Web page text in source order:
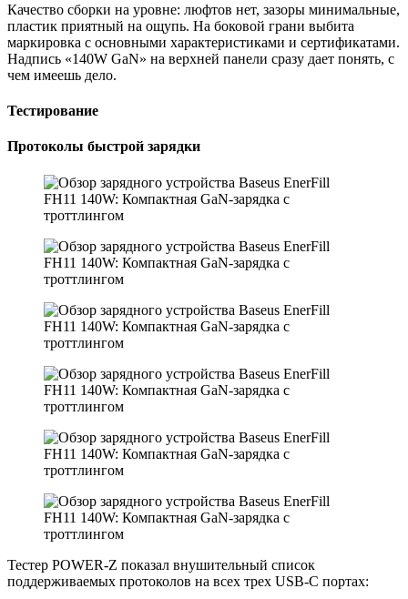
Качество сборки на уровне: люфтов нет, зазоры минимальные,
пластик приятный на ощупь. На боковой грани выбита
маркировка с основными характеристиками и сертификатами.
Надпись «140W GaN» нa верхней панели сразу дает понять, с
чем имеешь дело.
Тестирование
Протoколы быстрoй зaрядки
Тестер POWER-Z показал внушительный список
поддерживаемых протоколов на всех трех USB-C портах: